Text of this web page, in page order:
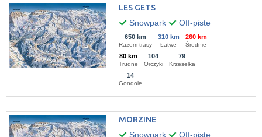
LES GETS
Snowpark
Off-piste
650 km
Razem trasy
310 km
Łatwe
260 km
Średnie
80 km
Trudne
104
Orczyki
79
Krzesełka
14
Gondole
MORZINE
Snowpark
Off-piste